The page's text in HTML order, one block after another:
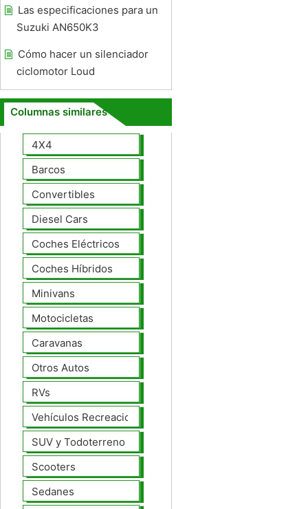
Las especificaciones para un
Suzuki AN650K3
Cómo hacer un silenciador
ciclomotor Loud
Columnas similares
4X4
Barcos
Convertibles
Diesel Cars
Coches Eléctricos
Coches Híbridos
Minivans
Motocicletas
Caravanas
Otros Autos
RVs
Vehículos Recreacionales
SUV y Todoterreno
Scooters
Sedanes